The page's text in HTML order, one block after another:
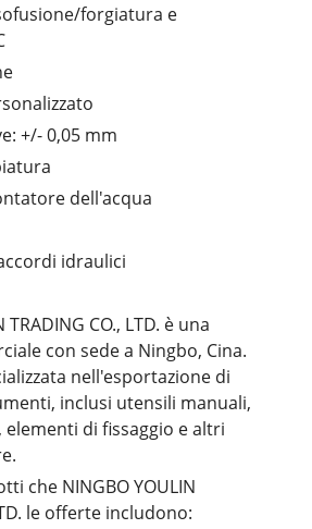
forgiatura e
+/- 0,05 mm
dell'acqua
idraulici
TRADING CO., LTD. è una
con sede a Ningbo, Cina.
nell'esportazione di
inclusi utensili manuali,
di fissaggio e altri
che NINGBO YOULIN
le offerte includono: